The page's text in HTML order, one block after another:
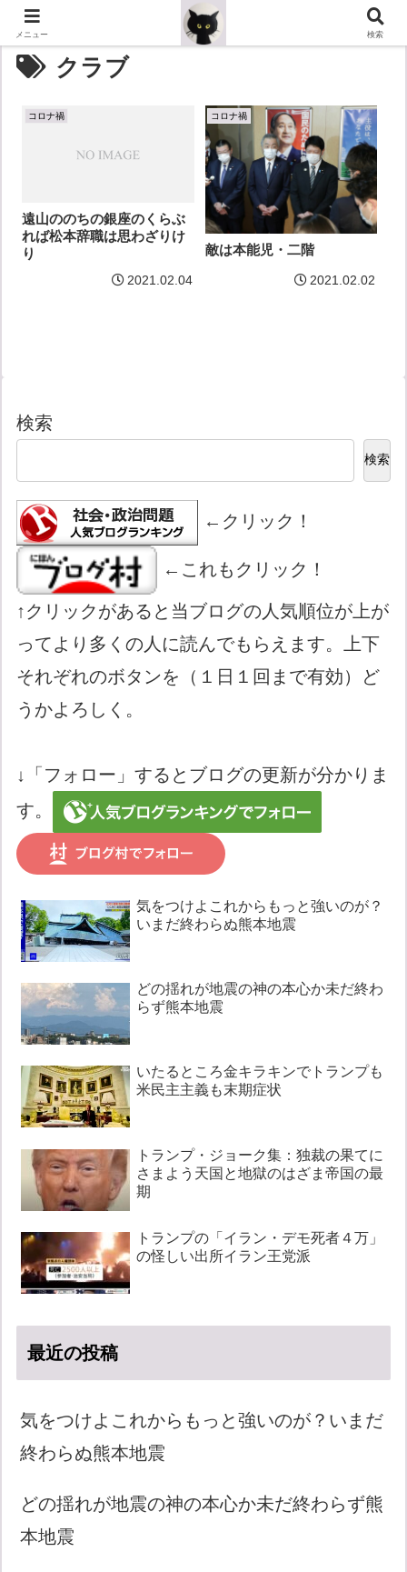
クラブ
コロナ禍
遠山ののちの銀座のくらぶ
れば松本辞職は思わざりけ
り
2021.02.04
コロナ禍
敵は本能児・二階
2021.02.02
検索
検索
←クリック！
←これもクリック！
↑クリックがあると当ブログの人気順位が上が
ってより多くの人に読んでもらえます。上下
それぞれのボタンを（１日１回まで有効）ど
うかよろしく。
↓「フォロー」するとブログの更新が分かりま
す。
気をつけよこれからもっと強いのが？
いまだ終わらぬ熊本地震
どの揺れが地震の神の本心か未だ終わ
らず熊本地震
いたるところ金キラキンでトランプも
米民主主義も末期症状
トランプ・ジョーク集：独裁の果てに
さまよう天国と地獄のはざま帝国の最
期
トランプの「イラン・デモ死者４万」
の怪しい出所イラン王党派
最近の投稿
気をつけよこれからもっと強いのが？いまだ
終わらぬ熊本地震
どの揺れが地震の神の本心か未だ終わらず熊
本地震
メニュー 検索